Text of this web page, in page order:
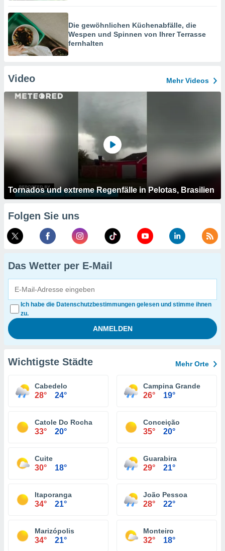
Die gewöhnlichen Küchenabfälle, die
Wespen und Spinnen von Ihrer Terrasse
fernhalten
Video Mehr Videos
Tornados und extreme Regenfälle in Pelotas, Brasilien
Folgen Sie uns
Das Wetter per E-Mail
Ich habe die Datenschutzbestimmungen gelesen und stimme ihnen
zu.
Wichtigste Städte Mehr Orte
Cabedelo
28° 24°
Campina Grande
26° 19°
Catole Do Rocha
33° 20°
Conceição
35° 20°
Cuite
30° 18°
Guarabira
29° 21°
Itaporanga
34° 21°
João Pessoa
28° 22°
Marizópolis
34° 21°
Monteiro
32° 18°